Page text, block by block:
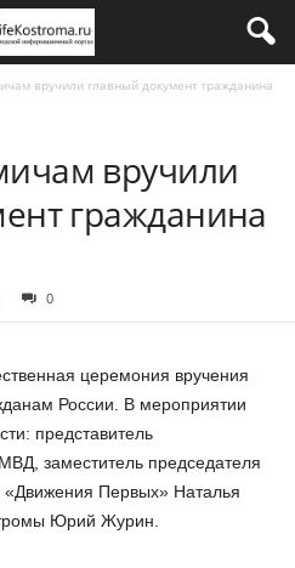
вручили главный документ гражданина
вручили
гражданина
0
церемония вручения
России. В мероприятии
представитель
заместитель председателя
«Движения Первых» Наталья
Юрий Журин.